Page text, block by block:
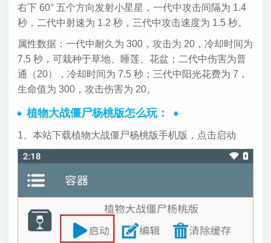
右下 60° 五个方向发射小星星，一代中攻击间隔为 1.4
秒，二代中射速为 1.2 秒，三代中攻击速度为 1.5 秒。
属性数据：一代中耐久为 300，攻击为 20，冷却时间为
7.5 秒，可栽种于草地、睡莲、花盆；二代中伤害为普
通（20），冷却时间为 7.5 秒；三代中阳光花费为 7，
生命值为 300，攻击伤害为 20。
植物大战僵尸杨桃版怎么玩：
1、本站下载植物大战僵尸杨桃版手机版，点击启动